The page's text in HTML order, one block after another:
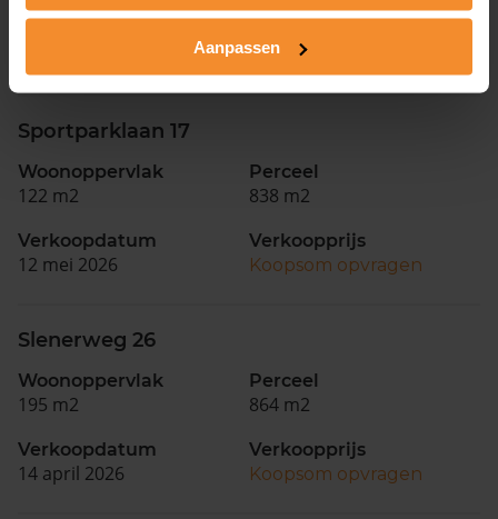
AanpassenKoopsom opvragen
Sportparklaan 17
Woonoppervlak
122 m2
Perceel
838 m2
Verkoopdatum
12 mei 2026
Verkoopprijs
Koopsom opvragen
Slenerweg 26
Woonoppervlak
195 m2
Perceel
864 m2
Verkoopdatum
14 april 2026
Verkoopprijs
Koopsom opvragen